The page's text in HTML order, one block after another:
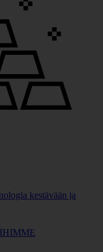
kestävään ja